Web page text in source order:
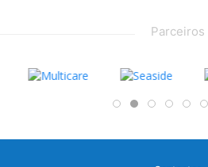
Parceiros